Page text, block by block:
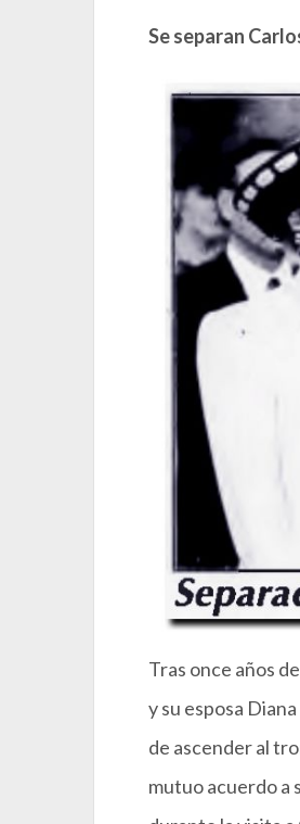
Se separan
Tras once años
y su esposa
de ascender al
mutuo acuerdo a